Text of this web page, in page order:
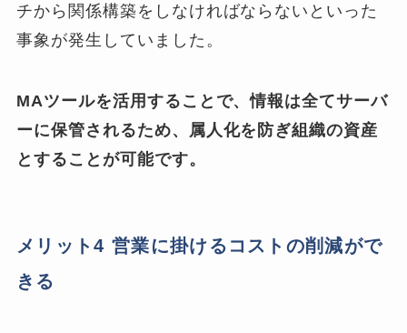
チから関係構築をしなければならないといった
事象が発生していました。
MAツールを活用することで、情報は全てサーバ
ーに保管されるため、属人化を防ぎ組織の資産
とすることが可能です。
メリット4 営業に掛けるコストの削減がで
きる